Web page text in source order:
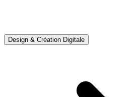
Design & Création Digitale